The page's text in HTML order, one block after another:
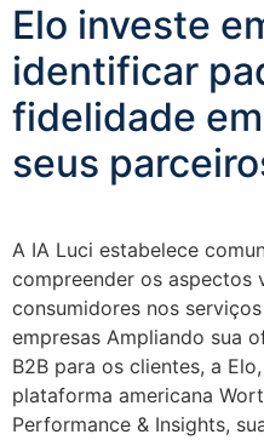
Elo investe
identificar
fidelidade
seus
A IA Luci estabelece
compreender os aspectos
consumidores nos
empresas Ampliando sua
B2B para os clientes, a
plataforma americana
Performance & Insights,